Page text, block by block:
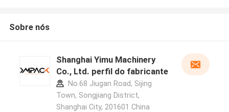
Sobre nós
Shanghai Yimu Machinery
Co., Ltd. perfil do fabricante
No.68 Jiugan Road, Sijing
Town, Songjiang District,
Shanghai City, 201601 China